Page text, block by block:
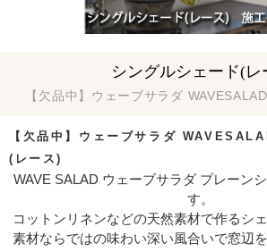
【欠品中】ウェーブサラダ
(レース)
【欠品中】ウェーブサラダ
シングルシェード(レ
WAVE SALAD ウェーブサラダ プレーン
す。
コットンリネンなどの天然素材で作るシ
素材ならではの味わい深い風合いで窓辺